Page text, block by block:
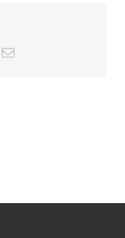
Email